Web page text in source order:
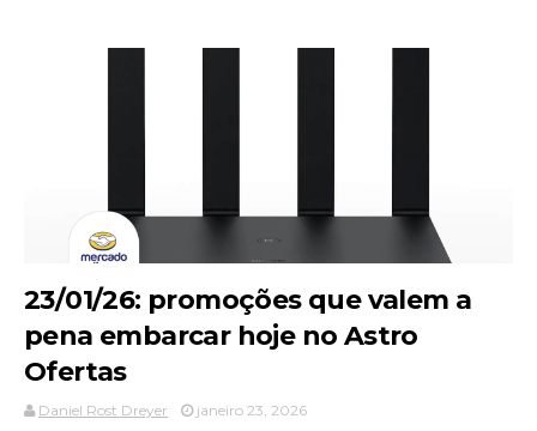
23/01/26: promoções que valem a
pena embarcar hoje no Astro
Ofertas
Daniel Rost Dreyer janeiro 23, 2026